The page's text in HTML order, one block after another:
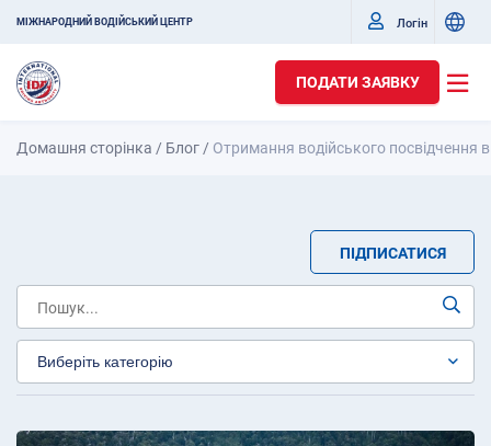
МІЖНАРОДНИЙ ВОДІЙСЬКИЙ ЦЕНТР Логін
ПОДАТИ ЗАЯВКУ
Домашня сторінка / Блог / Отримання водійського посвідчення
ПІДПИСАТИСЯ